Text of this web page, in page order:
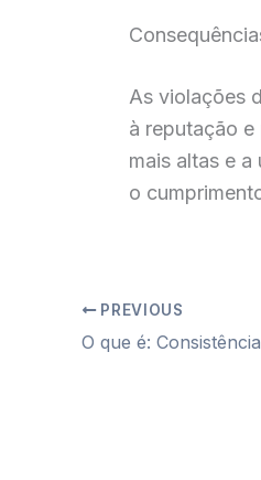
As violações
à reputação
mais altas e
o
PREVIOUS
O que é: